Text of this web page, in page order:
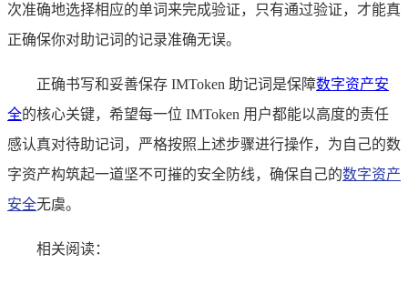
次准确地选择相应的单词来完成验证，只有通过验证，才能真
正确保你对助记词的记录准确无误。
正确书写和妥善保存 IMToken 助记词是保障数字资产安
全的核心关键，希望每一位 IMToken 用户都能以高度的责任
感认真对待助记词，严格按照上述步骤进行操作，为自己的数
字资产构筑起一道坚不可摧的安全防线，确保自己的数字资产
安全无虞。
相关阅读：